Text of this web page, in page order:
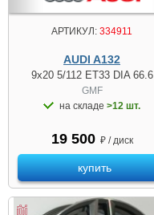
АРТИКУЛ: 334911
AUDI A132
9x20 5/112 ET33 DIA 66.6
GMF
на складе >12 шт.
19 500 ₽ / диск
купить